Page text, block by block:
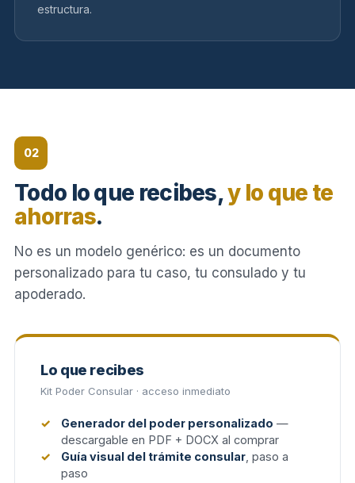
estructura.
02
Todo lo que recibes,y lo que te
ahorras.
No es un modelo genérico: es un documento
personalizado para tu caso, tu consulado y tu
apoderado.
Lo que recibes
Kit Poder Consular · acceso inmediato
Generador del poder personalizado —
descargable en PDF + DOCX al comprar
Guía visual del trámite consular , paso a
paso